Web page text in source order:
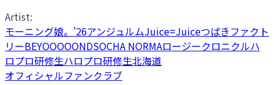
Artist:
モーニング娘。'26アンジュルムJuice=Juiceつばきファクト
リーBEYOOOOONDSOCHA NORMAロージークロニクルハ
ロプロ研修生ハロプロ研修生北海道
オフィシャルファンクラブ